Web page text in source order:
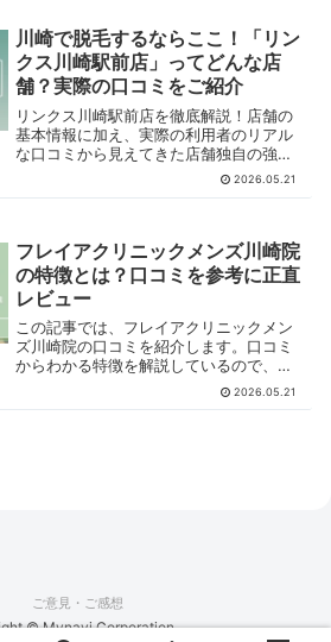
川崎で脱毛するならここ！「リン
クス川崎駅前店」ってどんな店
舗？実際の口コミをご紹介
リンクス川崎駅前店を徹底解説！店舗の
基本情報に加え、実際の利用者のリアル
な口コミから見えてきた店舗独自の強み
を分析します。川﨑エリアで脱毛を検討
中の方はぜひ参考にしてください。
2026.05.21
フレイアクリニックメンズ川崎院
の特徴とは？口コミを参考に正直
レビュー
この記事では、フレイアクリニックメン
ズ川崎院の口コミを紹介します。口コミ
からわかる特徴を解説しているので、参
2026.05.21
ご意見・ご感想
© Mynavi Corporation